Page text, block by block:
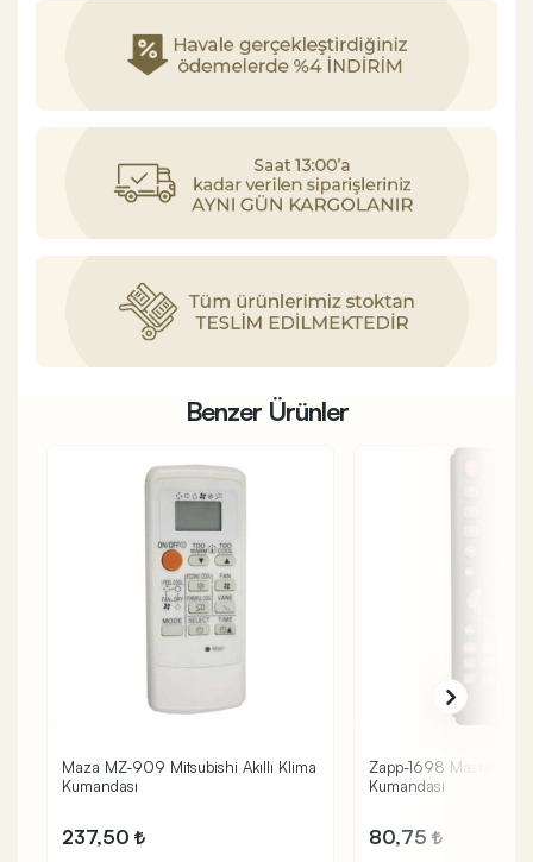
Benzer Ürünler
Maza MZ-909 Mitsubishi Akıllı Klima
Kumandası
237,50
Zapp-1698 Mastertech
Kumandası
80,75